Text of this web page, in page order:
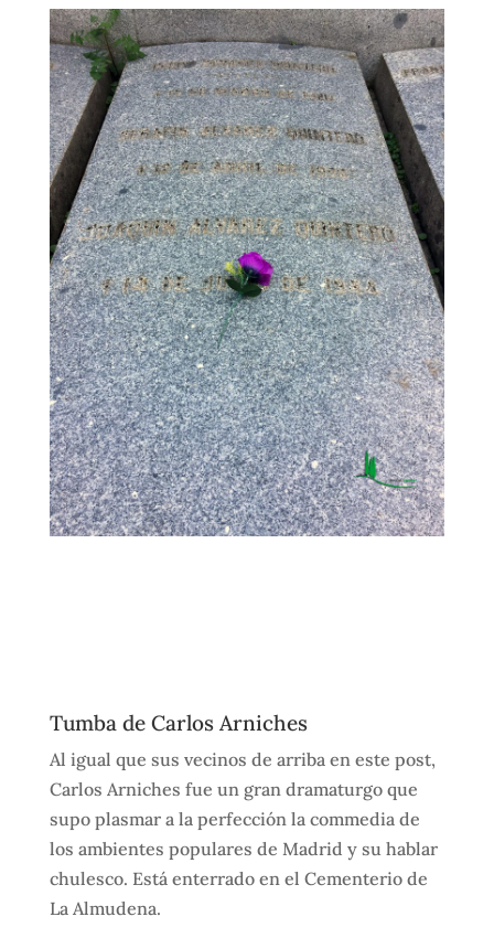
Tumba de Carlos Arniches
Al igual que sus vecinos de arriba en este post,
Carlos Arniches fue un gran dramaturgo que
supo plasmar a la perfección la commedia de
los ambientes populares de Madrid y su hablar
chulesco. Está enterrado en el Cementerio de
La Almudena.